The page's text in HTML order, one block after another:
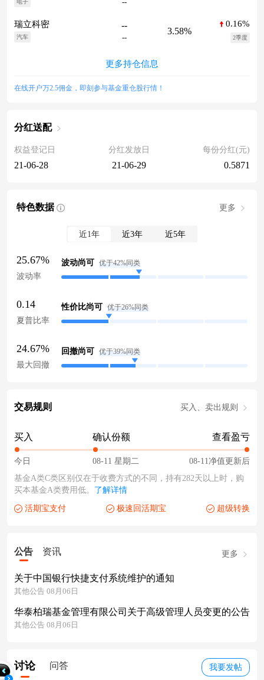
电子 --
瑞立科密
汽车
--
--
3.58%
0.16%
2季度
更多持仓信息
在线开户万2.5佣金，即刻参与基金重仓股行情！
分红送配
权益登记日
21-06-28
分红发放日
21-06-29
每份分红(元)
0.5871
特色数据 更多
近1年 近3年 近5年
25.67%
波动率
波动尚可 优于42%同类
0.14
夏普比率
性价比尚可 优于26%同类
24.67%
最大回撤
回撤尚可 优于39%同类
交易规则 买入、卖出规则
买入
今日
确认份额
08-11 星期二
查看盈亏
08-11净值更新后
基金A类C类区别仅在于收费方式的不同，持有282天以上时，购
买本基金A类费用低。 了解详情
活期宝支付 极速回活期宝 超级转换
公告 资讯 更多
关于中国银行快捷支付系统维护的通知
其他公告 08月06日
华泰柏瑞基金管理有限公司关于高级管理人员变更的公告
其他公告 08月06日
我要发帖
讨论 问答